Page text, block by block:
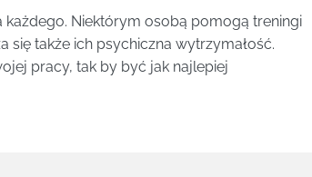
każdego. Niektórym osobą pomogą treningi
się także ich psychiczna wytrzymałość.
pracy, tak by być jak najlepiej